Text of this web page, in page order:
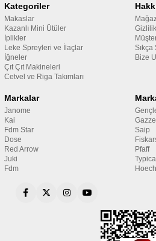
Kategoriler
Makaslar
Kazanlı Mini Ütüler
İplikler
Leke Spreyleri ve İlaçlar
İğneler
Çıt Çıt Makineleri
Cetvel ve Riga Takımları
Bize
Markalar
Janome
Kai
Fdm Star
Dose
Red Arrow
Juki
Fdm
Saip
Pfaff
Typical